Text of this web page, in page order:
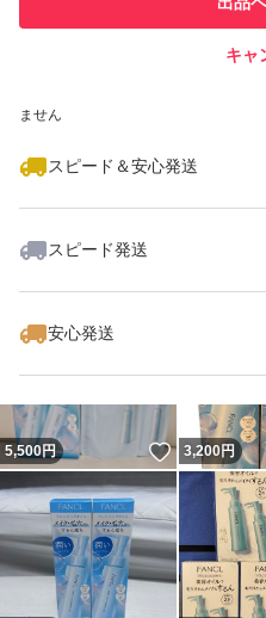
ません
スピード＆安心発送
スピード発送
安心発送
キャ
5,500円 いいね！
3,200円